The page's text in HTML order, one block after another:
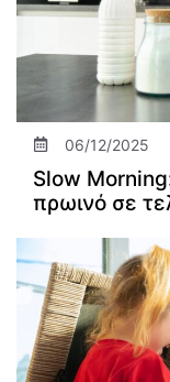
06/12/2025
Slow
πρωινό σε